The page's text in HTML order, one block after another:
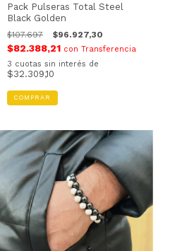
Pack Pulseras Total Steel
Black Golden
$107.697 $96.927,30
$82.388,21 con Transferencia
3 cuotas sin interés de
$32.309,10
COMPRAR